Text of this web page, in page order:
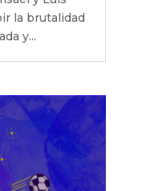
la brutalidad
y...